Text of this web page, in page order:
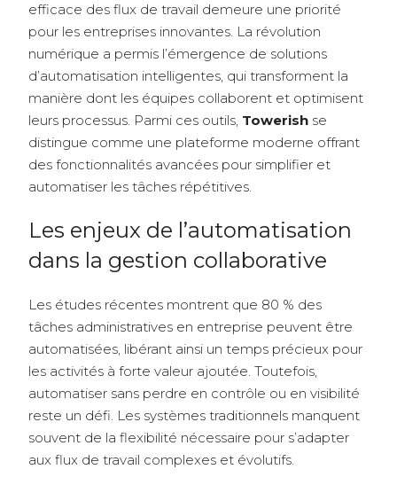
efficace des flux de travail demeure une priorité
pour les entreprises innovantes. La révolution
numérique a permis l’émergence de solutions
d’automatisation intelligentes, qui transforment la
manière dont les équipes collaborent et optimisent
leurs processus. Parmi ces outils, Towerish se
distingue comme une plateforme moderne offrant
des fonctionnalités avancées pour simplifier et
automatiser les tâches répétitives.
Les enjeux de l’automatisation
dans la gestion collaborative
Les études récentes montrent que 80 % des
tâches administratives en entreprise peuvent être
automatisées, libérant ainsi un temps précieux pour
les activités à forte valeur ajoutée. Toutefois,
automatiser sans perdre en contrôle ou en visibilité
reste un défi. Les systèmes traditionnels manquent
souvent de la flexibilité nécessaire pour s’adapter
aux flux de travail complexes et évolutifs.